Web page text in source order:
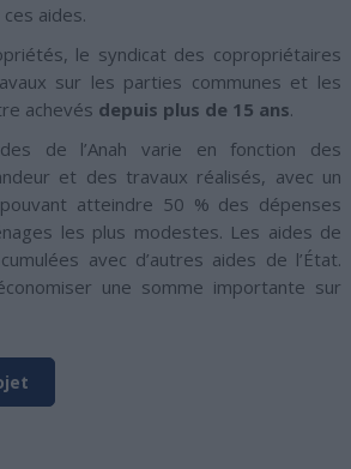
aides.
le syndicat des copropriétaires
sur les parties communes et les
achevés depuis plus de 15 ans.
de l’Anah varie en fonction des
et des travaux réalisés, avec un
atteindre 50 % des dépenses
les plus modestes. Les aides de
avec d’autres aides de l’État.
une somme importante sur